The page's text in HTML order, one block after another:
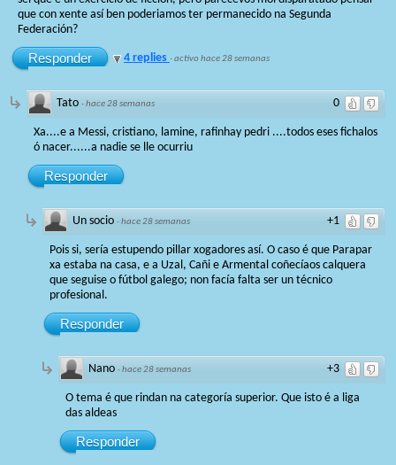
que con xente así ben poderiamos ter permanecido na Segunda
Federación?
Responder 4 replies ·activo hace 28 semanas
0
Tato ·hace 28 semanas
Xa....e a Messi, cristiano, lamine, rafinhay pedri ....todos eses fichalos
ó nacer......a nadie se lle ocurriu
Responder
+1
Un socio ·hace 28 semanas
Pois si, sería estupendo pillar xogadores así. O caso é que Parapar
xa estaba na casa, e a Uzal, Cañi e Armental coñecíaos calquera
que seguise o fútbol galego; non facía falta ser un técnico
profesional.
Responder
+3
Nano ·hace 28 semanas
O tema é que rindan na categoría superior. Que isto é a liga
das aldeas
Responder